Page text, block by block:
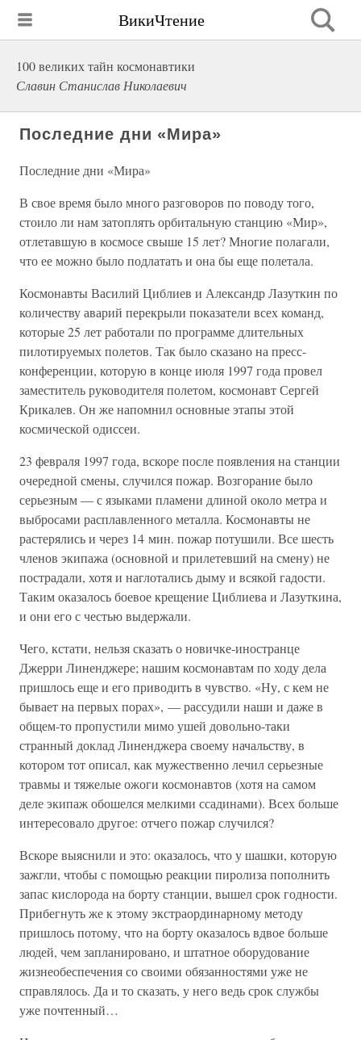
ВикиЧтение
100 великих тайн космонавтики
Славин Станислав Николаевич
Последние дни «Мира»
Последние дни «Мира»
В свое время было много разговоров по поводу того,
стоило ли нам затоплять орбитальную станцию «Мир»,
отлетавшую в космосе свыше 15 лет? Многие полагали,
что ее можно было подлатать и она бы еще полетала.
Космонавты Василий Циблиев и Александр Лазуткин по
количеству аварий перекрыли показатели всех команд,
которые 25 лет работали по программе длительных
пилотируемых полетов. Так было сказано на пресс-
конференции, которую в конце июля 1997 года провел
заместитель руководителя полетом, космонавт Сергей
Крикалев. Он же напомнил основные этапы этой
космической одиссеи.
23 февраля 1997 года, вскоре после появления на станции
очередной смены, случился пожар. Возгорание было
серьезным — с языками пламени длиной около метра и
выбросами расплавленного металла. Космонавты не
растерялись и через 14 мин. пожар потушили. Все шесть
членов экипажа (основной и прилетевший на смену) не
пострадали, хотя и наглотались дыму и всякой гадости.
Таким оказалось боевое крещение Циблиева и Лазуткина,
и они его с честью выдержали.
Чего, кстати, нельзя сказать о новичке-иностранце
Джерри Линенджере; нашим космонавтам по ходу дела
пришлось еще и его приводить в чувство. «Ну, с кем не
бывает на первых порах», — рассудили наши и даже в
общем-то пропустили мимо ушей довольно-таки
странный доклад Линенджера своему начальству, в
котором тот описал, как мужественно лечил серьезные
травмы и тяжелые ожоги космонавтов (хотя на самом
деле экипаж обошелся мелкими ссадинами). Всех больше
интересовало другое: отчего пожар случился?
Вскоре выяснили и это: оказалось, что у шашки, которую
зажгли, чтобы с помощью реакции пиролиза пополнить
запас кислорода на борту станции, вышел срок годности.
Прибегнуть же к этому экстраординарному методу
пришлось потому, что на борту оказалось вдвое больше
людей, чем запланировано, и штатное оборудование
жизнеобеспечения со своими обязанностями уже не
справлялось. Да и то сказать, у него ведь срок службы
уже почтенный…